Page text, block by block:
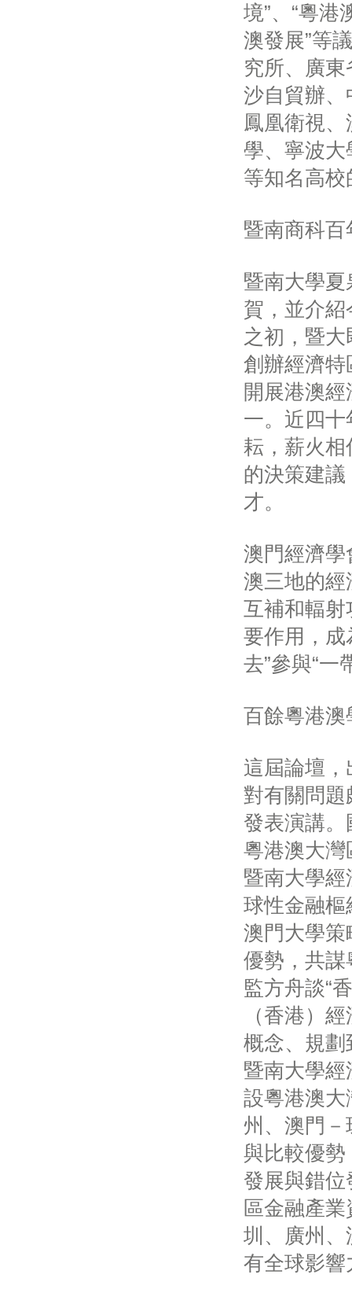
境”、“粵港
澳發展”等
究所、廣
沙自貿辦
鳳凰衛視
學、寧波
等知名高
暨南商科
暨南大學
賀，並介
之初，暨
創辦經濟
開展港澳
一。近四
耘，薪火
的決策建
才。
澳門經濟
澳三地的
互補和輻射
要作用，成
去”參與“一
百餘粵港
這屆論壇
對有關問
發表演講。
粵港澳大灣
暨南大學經
球性金融樞
澳門大學策
優勢，共謀
監方舟談“
（香港）
概念、規劃
暨南大學
設粵港澳
州、澳門
與比較優
發展與錯
區金融產
圳、廣州
有全球影